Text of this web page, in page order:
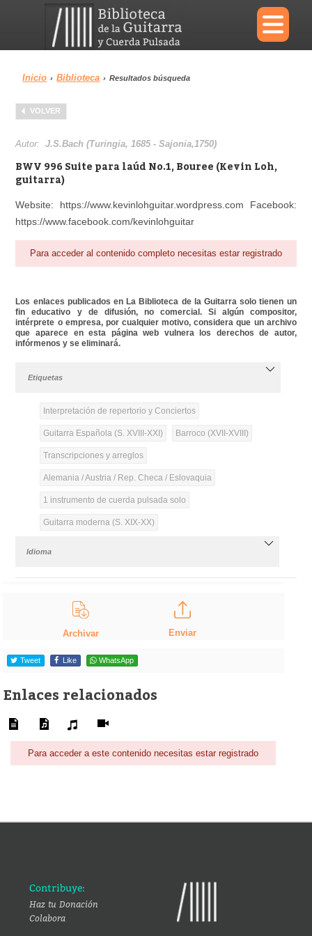
×
Menu
Biblioteca Diccionario
Área personal Reproductor
Inicio › Biblioteca › Resultados búsqueda
VOLVER
Autor:J.S.Bach (Turingia, 1685 - Sajonia,1750)
BWV 996 Suite para laúd No.1, Bouree (Kevin Loh,
guitarra)
Website: https://www.kevinlohguitar.wordpress.com Facebook:
https://www.facebook.com/kevinlohguitar
Para acceder al contenido completo necesitas estar registrado
Los enlaces publicados en La Biblioteca de la Guitarra solo tienen un
fin educativo y de difusión, no comercial. Si algún compositor,
intérprete o empresa, por cualquier motivo, considera que un archivo
que aparece en esta página web vulnera los derechos de autor,
infórmenos y se eliminará.
Etiquetas
Interpretación de repertorio y Conciertos
Guitarra Española (S. XVIII-XXI) Barroco (XVII-XVIII)
Transcripciones y arreglos
Alemania / Austria / Rep. Checa / Eslovaquia
1 instrumento de cuerda pulsada solo
Guitarra moderna (S. XIX-XX)
Idioma
Archivar Enviar
Tweet Like WhatsApp
Enlaces relacionados
Para acceder a este contenido necesitas estar registrado
Contribuye:
Haz tu Donación
Colabora